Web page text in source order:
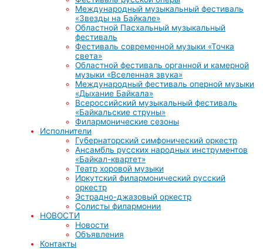
Международный музыкальный фестиваль
«Звезды на Байкале»
Областной Пасхальный музыкальный
фестиваль
Фестиваль современной музыки «Точка
света»
Областной фестиваль органной и камерной
музыки «Вселенная звука»
Международный фестиваль оперной музыки
«Дыхание Байкала»
Всероссийский музыкальный фестиваль
«Байкальские струны»
Филармонические сезоны
Исполнители
Губернаторский симфонический оркестр
Ансамбль русских народных инструментов
«Байкал-квартет»
Театр хоровой музыки
Иркутский филармонический русский
оркестр
Эстрадно-джазовый оркестр
Солисты филармонии
НОВОСТИ
Новости
Объявления
Контакты